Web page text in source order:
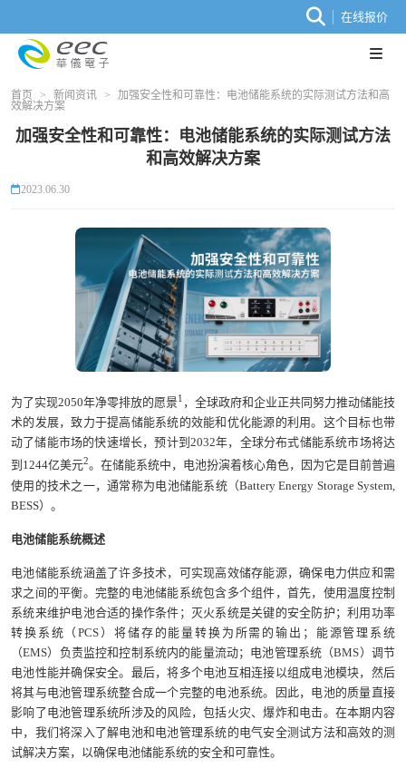
在线报价
首页 > 新闻资讯 >
加强安全性和可靠性：电池储能系统的实际测试方法和高
效解决方案
加强安全性和可靠性：电池储能系统的实际测试方法
和高效解决方案
2023.06.30
为了实现2050年净零排放的愿景1 ，全球政府和企业正共同努力推动储能技
术的发展，致力于提高储能系统的效能和优化能源的利用。这个目标也带
动了储能市场的快速增长，预计到2032年，全球分布式储能系统市场将达
到1244亿美元2。在储能系统中，电池扮演着核心角色，因为它是目前普遍
使用的技术之一，通常称为电池储能系统（Battery Energy Storage System,
BESS）。
电池储能系统概述
电池储能系统涵盖了许多技术，可实现高效储存能源，确保电力供应和需
求之间的平衡。完整的电池储能系统包含多个组件，首先，使用温度控制
系统来维护电池合适的操作条件；灭火系统是关键的安全防护；利用功率
转换系统（PCS）将储存的能量转换为所需的输出；能源管理系统
（EMS）负责监控和控制系统内的能量流动；电池管理系统（BMS）调节
电池性能并确保安全。最后，将多个电池互相连接以组成电池模块，然后
将其与电池管理系统整合成一个完整的电池系统。因此，电池的质量直接
影响了电池管理系统所涉及的风险，包括火灾、爆炸和电击。在本期内容
中，我们将深入了解电池和电池管理系统的电气安全测试方法和高效的测
试解决方案，以确保电池储能系统的安全和可靠性。